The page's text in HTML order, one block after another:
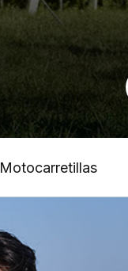
Motocarretillas